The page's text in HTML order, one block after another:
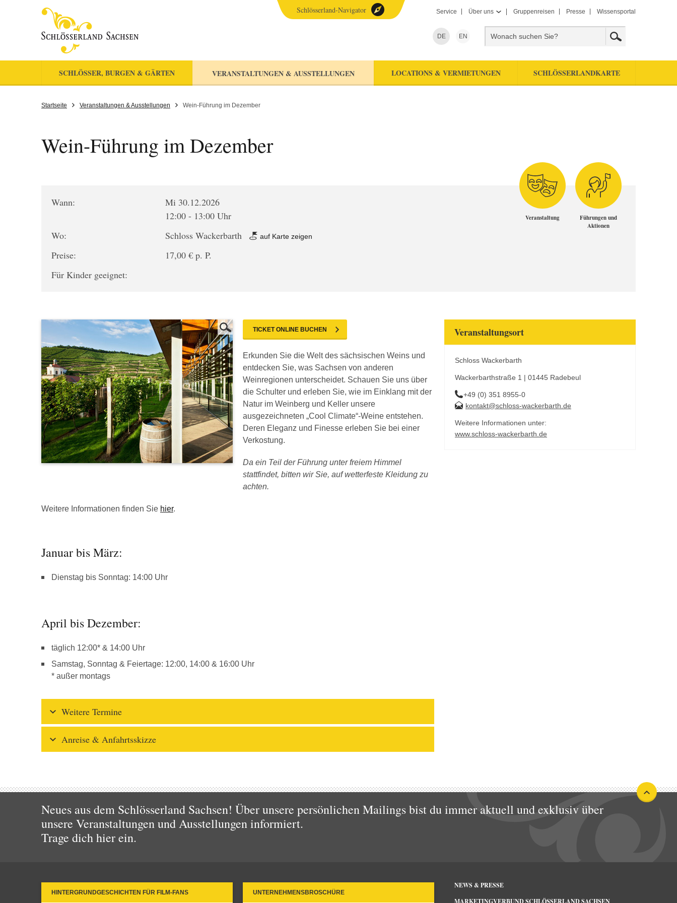
Service Über uns Gruppenreisen Presse Wissensportal
DE EN
SCHLÖSSER, BURGEN & GÄRTEN VERANSTALTUNGEN & AUSSTELLUNGEN LOCATIONS & VERMIETUNGEN SCHLÖSSERLANDKARTE
Schlösserland-Navigator
Startseite Veranstaltungen & Ausstellungen Wein-Führung im Dezember
Wein-Führung im Dezember
Wann:
Mi 30.12.2026
12:00 - 13:00 Uhr
Wo:
Schloss Wackerbarth auf Karte zeigen
Preise:
17,00 € p. P.
Für Kinder geeignet:
Veranstaltung
Führungen und
Aktionen
TICKET ONLINE BUCHEN
Erkunden Sie die Welt des sächsischen Weins und
entdecken Sie, was Sachsen von anderen
Weinregionen unterscheidet. Schauen Sie uns über
die Schulter und erleben Sie, wie im Einklang mit der
Natur im Weinberg und Keller unsere
ausgezeichneten „Cool Climate“-Weine entstehen.
Deren Eleganz und Finesse erleben Sie bei einer
Verkostung.
Da ein Teil der Führung unter freiem Himmel
stattfindet, bitten wir Sie, auf wetterfeste Kleidung zu
achten.
Weitere Informationen finden Sie hier.
Januar bis März:
Dienstag bis Sonntag: 14:00 Uhr
April bis Dezember:
täglich 12:00* & 14:00 Uhr
Samstag, Sonntag & Feiertage: 12:00, 14:00 & 16:00 Uhr
* außer montags
Weitere Termine
Anreise & Anfahrtsskizze
Veranstaltungsort
Schloss Wackerbarth
Wackerbarthstraße 1 | 01445 Radebeul
+49 (0) 351 8955-0
kontakt@schloss-wackerbarth.de
Weitere Informationen unter:
www.schloss-wackerbarth.de
Neues aus dem Schlösserland Sachsen! Über unsere persönlichen Mailings bist du immer aktuell und exklusiv über
unsere Veranstaltungen und Ausstellungen informiert.
Trage dich hier ein.
HINTERGRUNDGESCHICHTEN FÜR FILM-FANS UNTERNEHMENSBROSCHÜRE
NEWS & PRESSE
MARKETINGVERBUND SCHLÖSSERLAND SACHSEN